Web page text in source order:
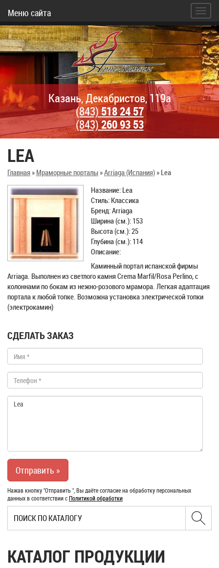
Меню сайта
Казань, Декабристов, 119а
(843)518 24 57
(843)260 93 53
LEA
Главная» Мраморные порталы»Arriaga (Испания)» Lea
Название: Lea
Стиль: Классика
Бренд: Arriaga
Ширина (см.): 153
Высота (см.): 25
Глубина (см.): 114
Описание:
Каминный портал испанской фирмы
Arriaga. Выполнен из светлого камня Crema Marfil/Rosa Perlino, с
колоннами по бокам из нежно-розового мрамора. Легкая адаптация
портала к любой топке. Возможна установка электрической топки
(электрокамин)
СДЕЛАТЬ ЗАКАЗ
Нажав кнопку "Отправить ", Вы даёте согласие на обработку персональных
данных в соответствии сПолитикой обработки
КАТАЛОГ ПРОДУКЦИИ